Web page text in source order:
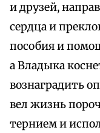
и друзей,
сердца и
пособия и
а Владыка
вознаградить
вел жизнь
тернием и